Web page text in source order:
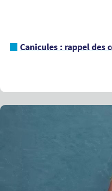
Canicules : rappel des